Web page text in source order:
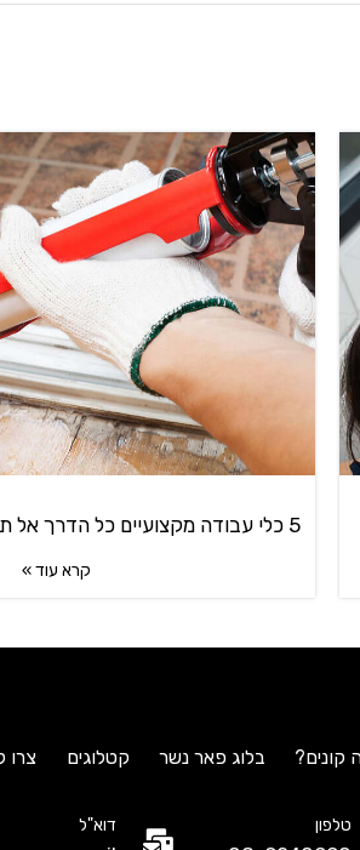
5 כלי עבודה מקצועיים כל הדרך אל תחזוקת הבית המושלמת!
קרא עוד »
קונים? בלוג פאר נשר קטלוגים צרו
טלפון דוא"ל